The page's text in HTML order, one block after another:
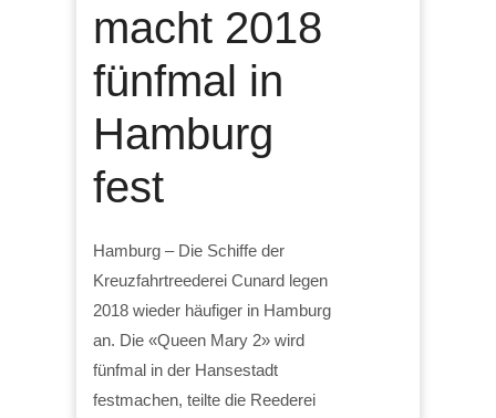
macht 2018
fünfmal in
Hamburg
fest
Hamburg – Die Schiffe der
Kreuzfahrtreederei Cunard legen
2018 wieder häufiger in Hamburg
an. Die «Queen Mary 2» wird
fünfmal in der Hansestadt
festmachen, teilte die Reederei